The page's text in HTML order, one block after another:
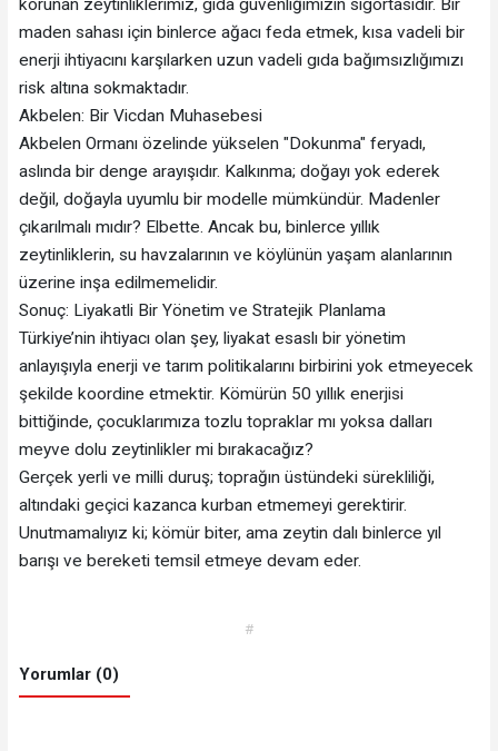
korunan zeytinliklerimiz, gıda güvenliğimizin sigortasıdır. Bir
maden sahası için binlerce ağacı feda etmek, kısa vadeli bir
enerji ihtiyacını karşılarken uzun vadeli gıda bağımsızlığımızı
risk altına sokmaktadır.
​Akbelen: Bir Vicdan Muhasebesi
​Akbelen Ormanı özelinde yükselen "Dokunma" feryadı,
aslında bir denge arayışıdır. Kalkınma; doğayı yok ederek
değil, doğayla uyumlu bir modelle mümkündür. Madenler
çıkarılmalı mıdır? Elbette. Ancak bu, binlerce yıllık
zeytinliklerin, su havzalarının ve köylünün yaşam alanlarının
üzerine inşa edilmemelidir.
​Sonuç: Liyakatli Bir Yönetim ve Stratejik Planlama
​Türkiye’nin ihtiyacı olan şey, liyakat esaslı bir yönetim
anlayışıyla enerji ve tarım politikalarını birbirini yok etmeyecek
şekilde koordine etmektir. Kömürün 50 yıllık enerjisi
bittiğinde, çocuklarımıza tozlu topraklar mı yoksa dalları
meyve dolu zeytinlikler mi bırakacağız?
​Gerçek yerli ve milli duruş; toprağın üstündeki sürekliliği,
altındaki geçici kazanca kurban etmemeyi gerektirir.
Unutmamalıyız ki; kömür biter, ama zeytin dalı binlerce yıl
barışı ve bereketi temsil etmeye devam eder.
#
Yorumlar (0)